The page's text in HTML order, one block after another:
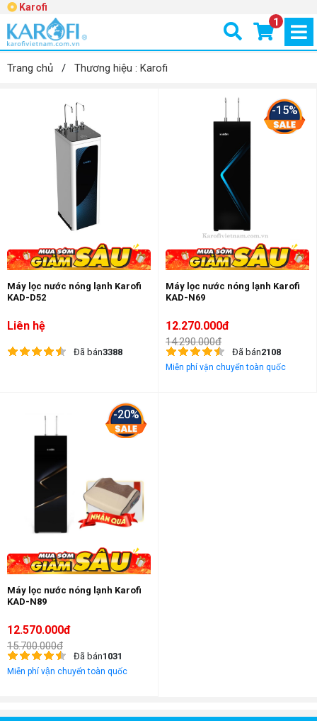
Karofi
1
Trang chủ / Thương hiệu : Karofi
Máy lọc nước nóng lạnh Karofi
KAD-D52
Liên hệ
Đã bán3388
-15%
Máy lọc nước nóng lạnh Karofi
KAD-N69
12.270.000đ
14.290.000đ
Đã bán2108
Miễn phí vận chuyển toàn quốc
-20%
Máy lọc nước nóng lạnh Karofi
KAD-N89
12.570.000đ
15.700.000đ
Đã bán1031
Miễn phí vận chuyển toàn quốc